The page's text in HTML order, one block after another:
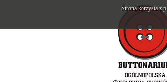
Strona korzysta z